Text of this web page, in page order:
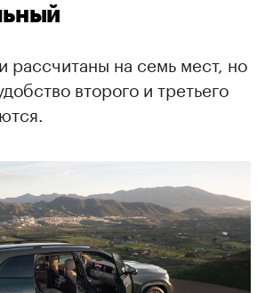
рассчитаны на семь мест, но
второго и третьего